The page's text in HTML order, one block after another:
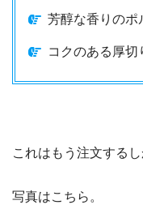
芳醇な香りのポ
コクのある厚
これはもう注文するし
写真はこちら。